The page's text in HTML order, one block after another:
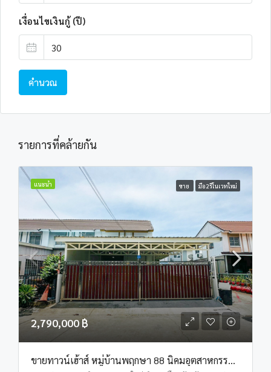
เงื่อนไขเงินกู้ (ปี)
คำนวณ
รายการที่คล้ายกัน
แนะนำ ขาย มือ2รีโนเวทใหม่
2,790,000 ฿
ขายทาวน์เฮ้าส์ หมู่บ้านพฤกษา 88 นิคมอุตสาหกรรมบางปู – แพรกษา